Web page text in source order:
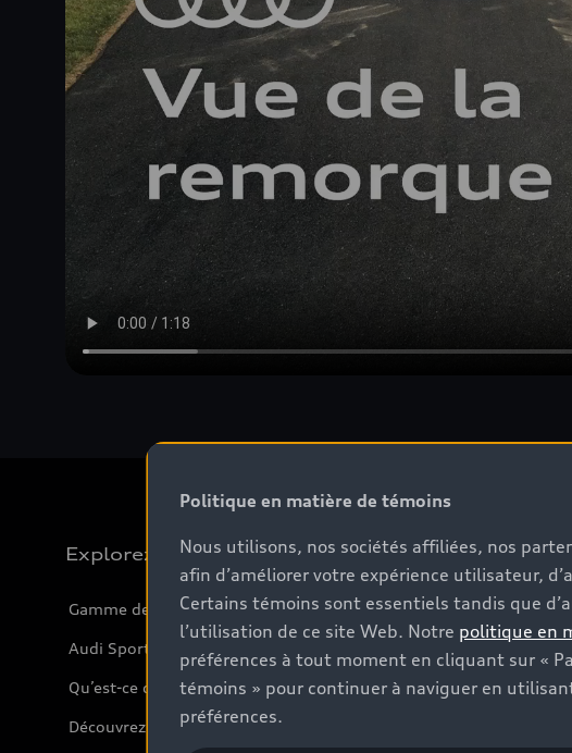
Explorez
Gamme de modèles
Audi Sport
Qu’est-ce que l’e-tron
Découvrez nos VUS
Offres
Politique en matière de témoins
Nous utilisons, nos sociétés affiliées, nos
afin d’améliorer votre expérience utilisateur,
Certains témoins sont essentiels tandis que
l’utilisation de ce site Web. Notre politique en
préférences à tout moment en cliquant sur «
témoins » pour continuer à naviguer en
préférences.